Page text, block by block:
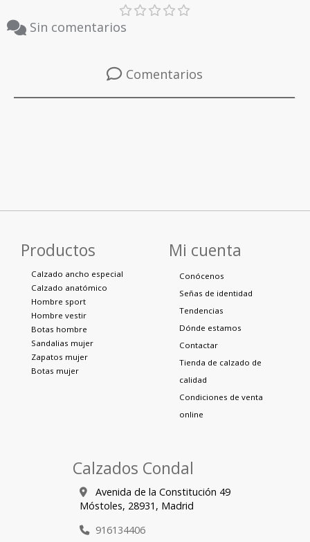
Sin comentarios
Comentarios
Productos
Calzado ancho especial
Calzado anatómico
Hombre sport
Hombre vestir
Botas hombre
Sandalias mujer
Zapatos mujer
Botas mujer
Mi cuenta
Conócenos
Señas de identidad
Tendencias
Dónde estamos
Contactar
Tienda de calzado de
calidad
Condiciones de venta
online
Calzados Condal
Avenida de la Constitución 49
Móstoles, 28931, Madrid
916134406